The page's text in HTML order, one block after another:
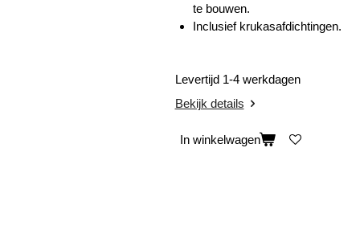
te bouwen.
Inclusief krukasafdichtingen.
Levertijd 1-4 werkdagen
Bekijk details
In winkelwagen